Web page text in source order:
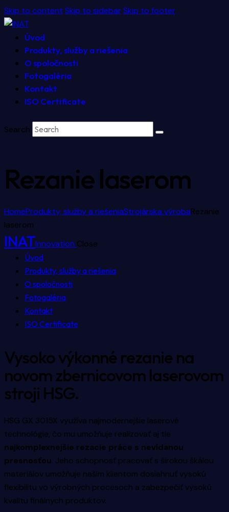
Skip to content Skip to sidebarSkip to footer
Úvod
Produkty, služby a riešenia
O spoločnosti
Fotogaléria
Kontakt
ISO Certificate
Search
Rezanie laserom
HomeProdukty, služby a riešeniaStrojárska výrobaRezanie
laserom
INATInnovation Close
Úvod
Produkty, služby a riešenia
O spoločnosti
Fotogaléria
Kontakt
ISO Certificate
Vysoko výkonné rezanie na
novom zbernicovom laserovom
stroji HSG.
HSG GX 3015X využíva najmodernejšie laserové
technológie, čo mu umožňuje realizovať aj tie
najkomplexnejšie rezacie práce s nevídanou
presnosťou. Jeho schopnosť pracovať s širokou škálou
materiálov umožňuje našim klientom dosiahnuť vysokú
flexibilitu vo výrobných procesoch a zabezpečiť vysokú
kvalitu finálnych produktov.